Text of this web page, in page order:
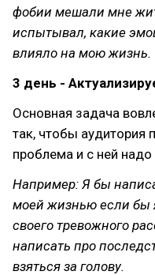
фобии мешали мне
испытывал, какие
влияло на мою жизнь.
3 день -
Основная задача
так, чтобы аудитория
проблема и с ней надо
Например: Я бы
моей жизнью если бы
своего тревожного
написать про
взяться за голову.